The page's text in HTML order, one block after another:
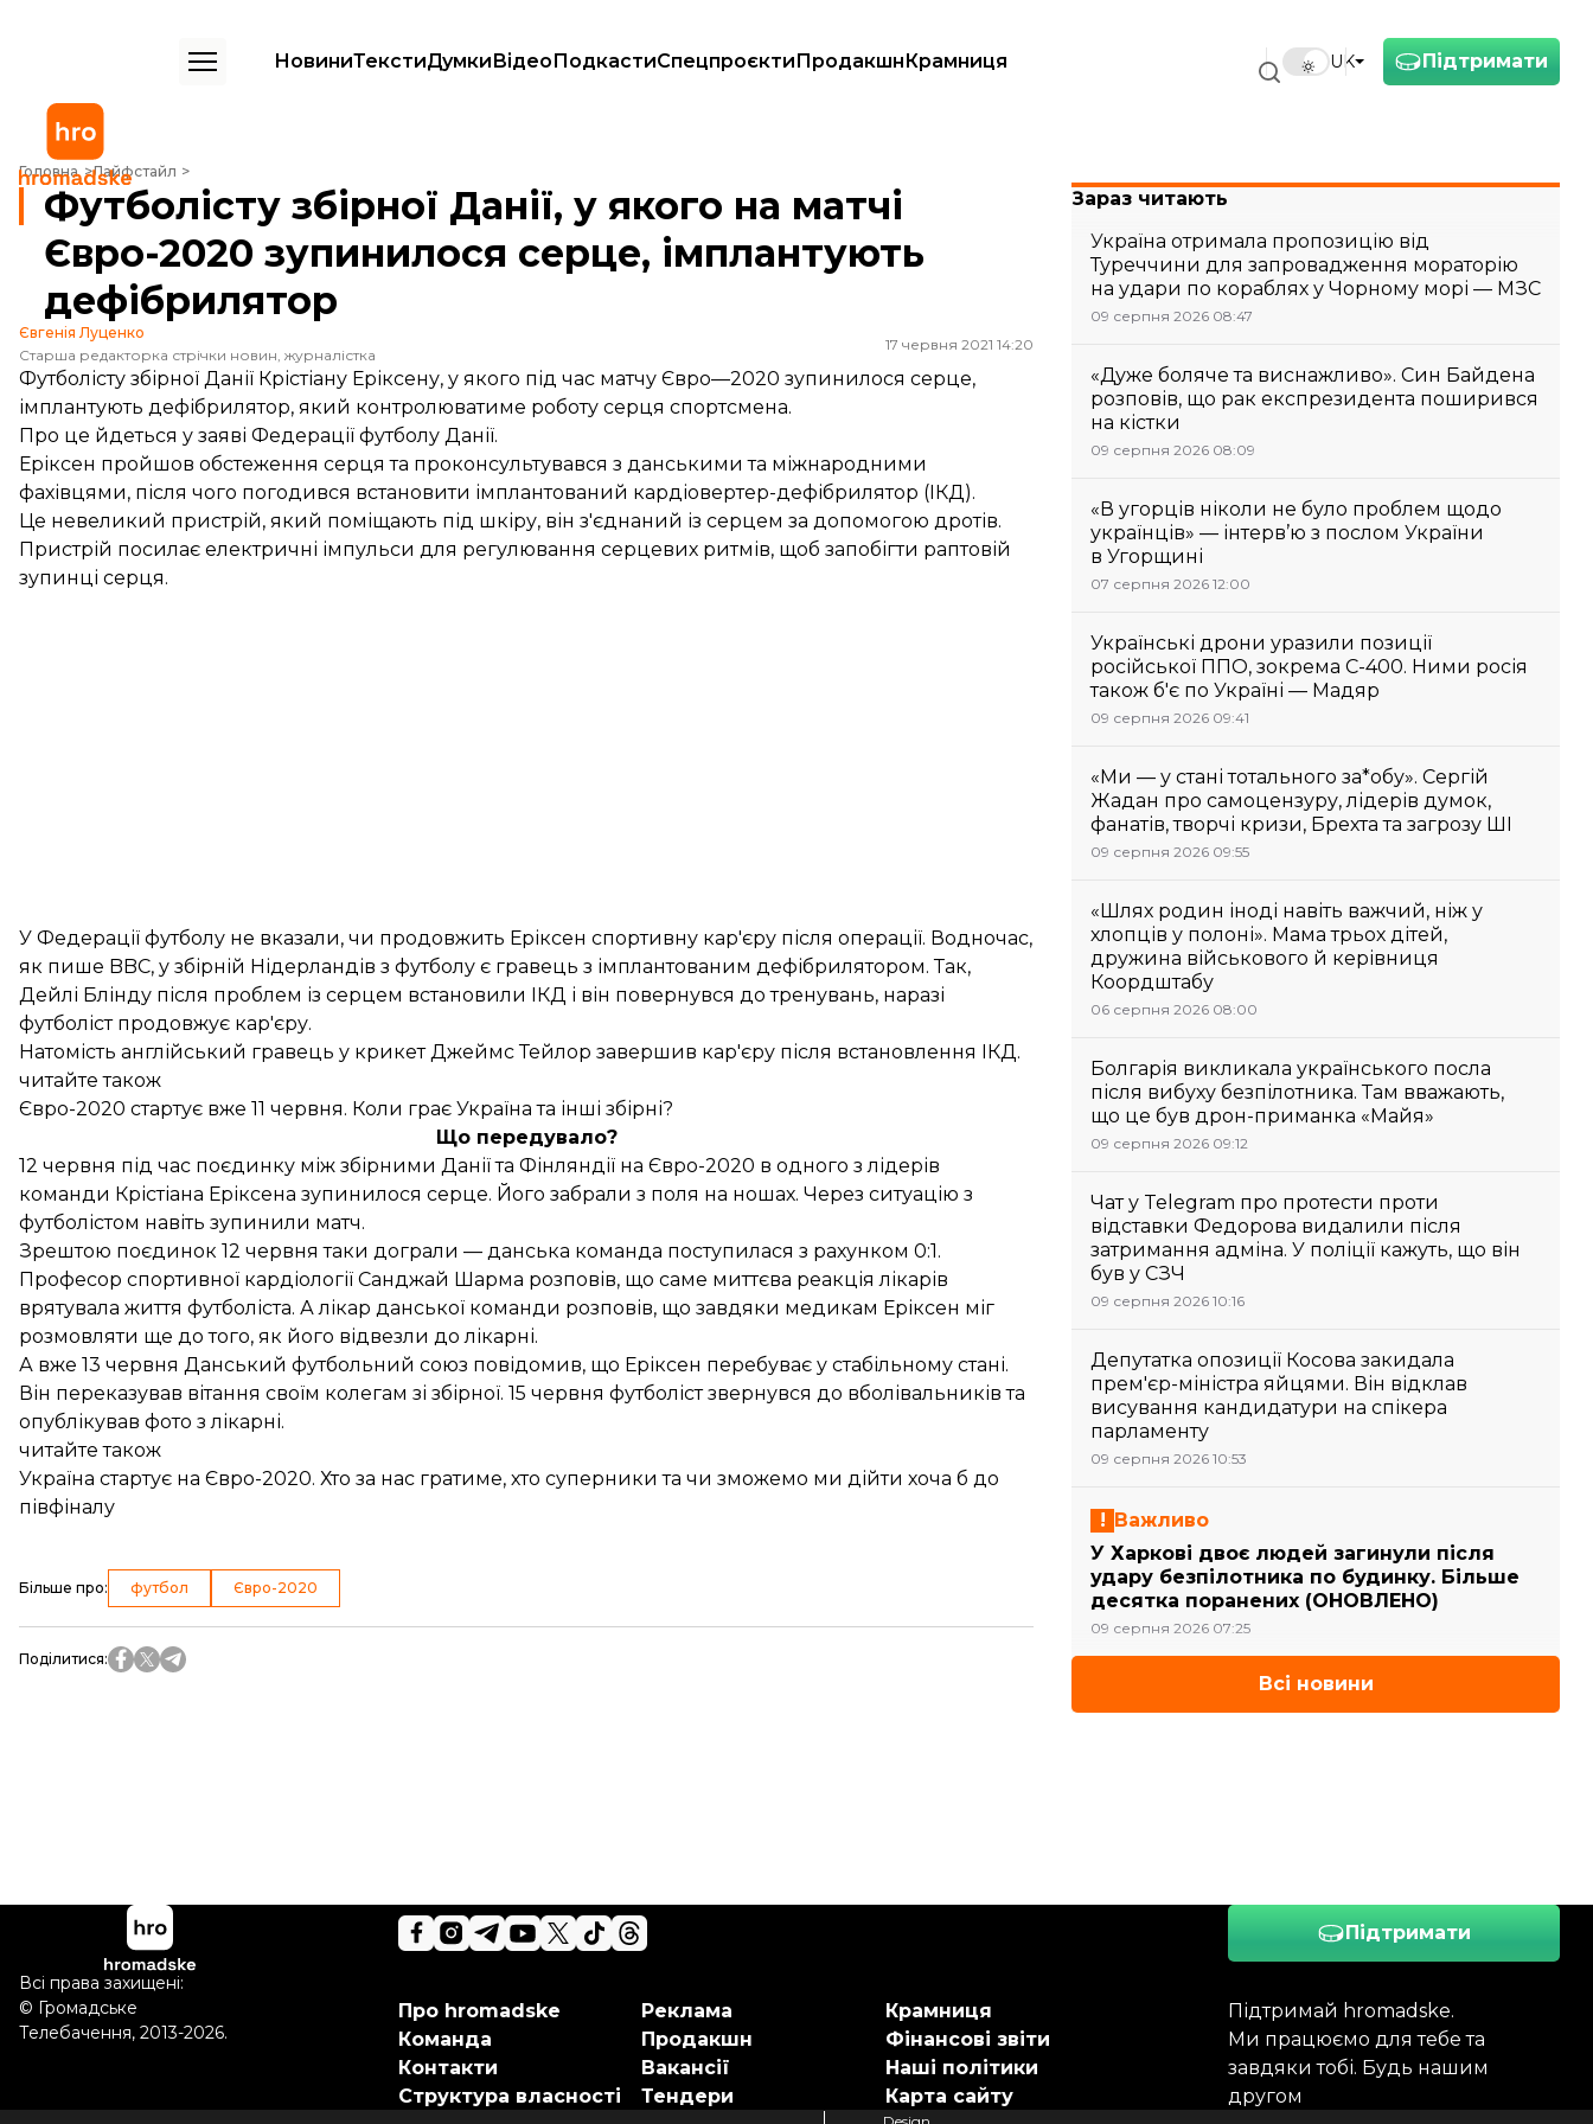
Підтримати
UK
НовиниТекстиДумкиВідеоПодкастиСпецпроєктиПродакшнКрамниця
Головна Лайфстайл
Футболісту збірної Данії, у якого на матчі Євро-2020 зупинилося серце, імплантують дефібрилятор
Футболісту збірної Данії, у якого на матчі
Євро-2020 зупинилося серце, імплантують
дефібрилятор
Євгенія Луценко
Старша редакторка стрічки новин, журналістка
17 червня 2021 14:20
Футболісту збірної Данії Крістіану Еріксену, у якого під час матчу Євро—2020 зупинилося серце,
імплантують дефібрилятор, який контролюватиме роботу серця спортсмена.
Про це йдеться у заяві Федерації футболу Данії.
Еріксен пройшов обстеження серця та проконсультувався з данськими та міжнародними
фахівцями, після чого погодився встановити імплантований кардіовертер-дефібрилятор (ІКД).
Це невеликий пристрій, який поміщають під шкіру, він з'єднаний із серцем за допомогою дротів.
Пристрій посилає електричні імпульси для регулювання серцевих ритмів, щоб запобігти раптовій
зупинці серця.
У Федерації футболу не вказали, чи продовжить Еріксен спортивну кар'єру після операції. Водночас,
як пише BBC, у збірній Нідерландів з футболу є гравець з імплантованим дефібрилятором. Так,
Дейлі Блінду після проблем із серцем встановили ІКД і він повернувся до тренувань, наразі
футболіст продовжує кар'єру.
Натомість англійський гравець у крикет Джеймс Тейлор завершив кар'єру після встановлення ІКД.
читайте також
Євро-2020 стартує вже 11 червня. Коли грає Україна та інші збірні?
Що передувало?
12 червня під час поєдинку між збірними Данії та Фінляндії на Євро-2020 в одного з лідерів
команди Крістіана Еріксена зупинилося серце. Його забрали з поля на ношах. Через ситуацію з
футболістом навіть зупинили матч.
Зрештою поєдинок 12 червня таки дограли — данська команда поступилася з рахунком 0:1.
Професор спортивної кардіології Санджай Шарма розповів, що саме миттєва реакція лікарів
врятувала життя футболіста. А лікар данської команди розповів, що завдяки медикам Еріксен міг
розмовляти ще до того, як його відвезли до лікарні.
А вже 13 червня Данський футбольний союз повідомив, що Еріксен перебуває у стабільному стані.
Він переказував вітання своїм колегам зі збірної. 15 червня футболістзвернувся до вболівальників та
опублікував фото з лікарні.
читайте також
Україна стартує на Євро-2020. Хто за нас гратиме, хто суперники та чи зможемо ми дійти хоча б до
півфіналу
Більше про: футбол Євро-2020
Поділитися:
Зараз читають
Україна отримала пропозицію від
Туреччини для запровадження мораторію
на удари по кораблях у Чорному морі — МЗС
09 серпня 2026 08:47
«Дуже боляче та виснажливо». Син Байдена
розповів, що рак експрезидента поширився
на кістки
09 серпня 2026 08:09
«В угорців ніколи не було проблем щодо
українців» — інтерв’ю з послом України
в Угорщині
07 серпня 2026 12:00
Українські дрони уразили позиції
російської ППО, зокрема С-400. Ними росія
також б'є по Україні — Мадяр
09 серпня 2026 09:41
«Ми — у стані тотального за*обу». Сергій
Жадан про самоцензуру, лідерів думок,
фанатів, творчі кризи, Брехта та загрозу ШІ
09 серпня 2026 09:55
«Шлях родин іноді навіть важчий, ніж у
хлопців у полоні». Мама трьох дітей,
дружина військового й керівниця
Коордштабу
06 серпня 2026 08:00
Болгарія викликала українського посла
після вибуху безпілотника. Там вважають,
що це був дрон-приманка «Майя»
09 серпня 2026 09:12
Чат у Telegram про протести проти
відставки Федорова видалили після
затримання адміна. У поліції кажуть, що він
був у СЗЧ
09 серпня 2026 10:16
Депутатка опозиції Косова закидала
прем'єр-міністра яйцями. Він відклав
висування кандидатури на спікера
парламенту
09 серпня 2026 10:53
Важливо
У Харкові двоє людей загинули після
удару безпілотника по будинку. Більше
десятка поранених (ОНОВЛЕНО)
09 серпня 2026 07:25
Всі новини
Підтримати
Підтримай hromadske.
Ми працюємо для тебе та
завдяки тобі. Будь нашим
другом
Про hromadske
Команда
Контакти
Структура власності
Реклама
Продакшн
Вакансії
Тендери
Крамниця
Фінансові звіти
Наші політики
Карта сайту
Всі права захищені:
© Громадське
Телебачення, 2013-2026.